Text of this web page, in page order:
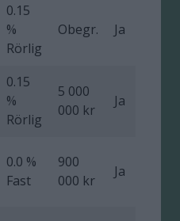
0.15
%
Rörlig
Obegr. Ja
0.15
%
Rörlig
5 000
000 kr
Ja
0.0 %
Fast
900
000 kr
Ja